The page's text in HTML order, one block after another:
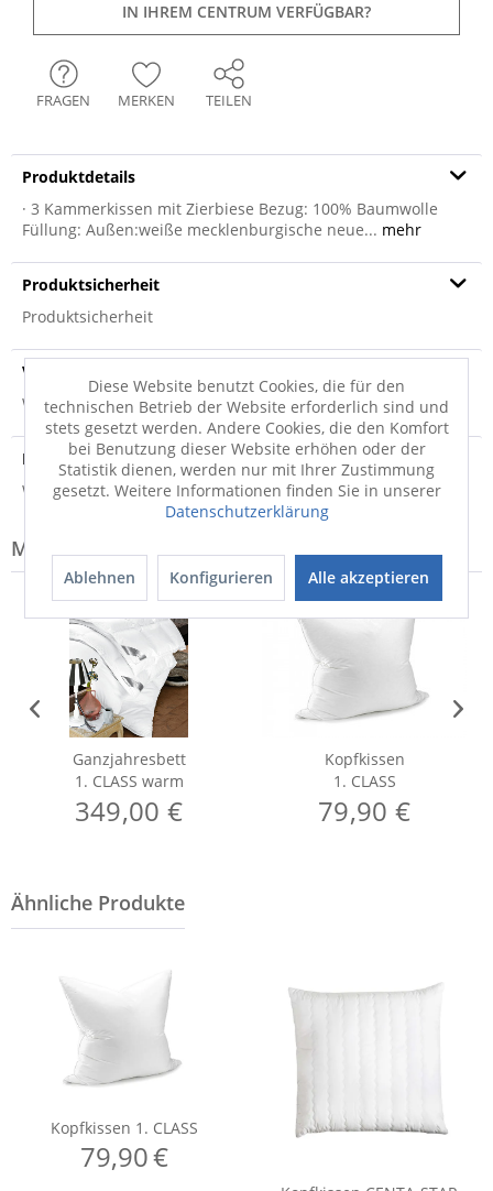
IN IHREM CENTRUM VERFÜGBAR?
FRAGEN MERKEN TEILEN
Produktdetails
· 3 Kammerkissen mit Zierbiese Bezug: 100% Baumwolle
Füllung: Außen:weiße mecklenburgische neue... mehr
Produktsicherheit
Produktsicherheit
Versandinfo
Weitere Informationen zum Versand...
Hersteller
Weitere Informationen zum Hersteller...
Modell-Familie: CLASS
Ganzjahresbett
1. CLASS warm
349,00 €
Kopfkissen
1. CLASS
79,90 €
Diese Website benutzt Cookies, die für den
technischen Betrieb der Website erforderlich sind und
stets gesetzt werden. Andere Cookies, die den Komfort
bei Benutzung dieser Website erhöhen oder der
Statistik dienen, werden nur mit Ihrer Zustimmung
gesetzt. Weitere Informationen finden Sie in unserer
Datenschutzerklärung
Ablehnen Konfigurieren Alle akzeptieren